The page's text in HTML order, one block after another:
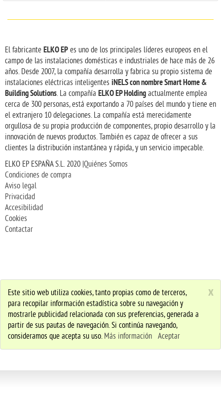
El fabricante ELKO EP es uno de los principales líderes europeos en el
campo de las instalaciones domésticas e industriales de hace más de 26
años. Desde 2007, la compañía desarrolla y fabrica su propio sistema de
instalaciones eléctricas inteligentes iNELS con nombre Smart Home &
Building Solutions . La compañía ELKO EP Holding actualmente emplea
cerca de 300 personas, está exportando a 70 países del mundo y tiene en
el extranjero 10 delegaciones. La compañía está merecidamente
orgullosa de su propia producción de componentes, propio desarrollo y la
innovación de nuevos productos. También es capaz de ofrecer a sus
clientes la distribución instantánea y rápida, y un servicio impecable.
ELKO EP ESPAÑA S.L. 2020 | Quiénes Somos
Condiciones de compra
Aviso legal
Privacidad
Accesibilidad
Cookies
Contactar
x
Este sitio web utiliza cookies, tanto propias como de terceros,
para recopilar información estadística sobre su navegación y
mostrarle publicidad relacionada con sus preferencias, generada a
partir de sus pautas de navegación. Si continúa navegando,
consideramos que acepta su uso. Más información Aceptar